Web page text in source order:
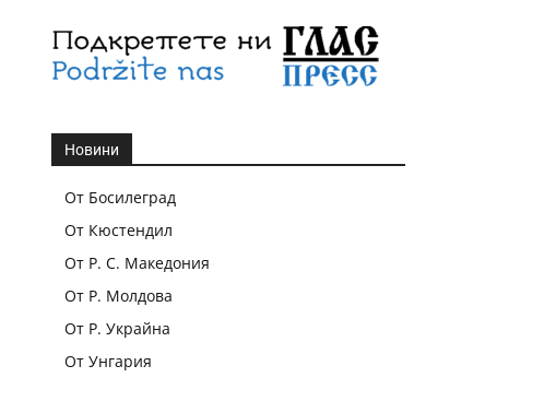
Новини
От Босилеград
От Кюстендил
От Р. С. Македония
От Р. Молдова
От Р. Украйна
От Унгария